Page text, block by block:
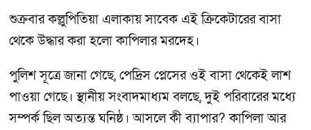
শুক্রবার কল্লুপিতিয়া এলাকায় সাবেক এই ক্রিকেটারের বাসা
থেকে উদ্ধার করা হলো কাপিলার মরদেহ।
পুলিশ সূত্রে জানা গেছে, পেদ্রিস প্লেসের ওই বাসা থেকেই লাশ
পাওয়া গেছে। স্থানীয় সংবাদমাধ্যম বলছে, দুই পরিবারের মধ্যে
সম্পর্ক ছিল অত্যন্ত ঘনিষ্ঠ। আসলে কী ব্যাপার? কাপিলা আর